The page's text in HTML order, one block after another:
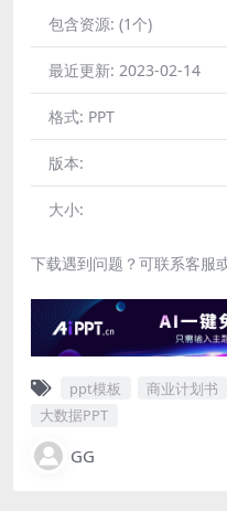
包含资源: (1个)
最近更新: 2023-02-14
格式: PPT
版本:
大小:
下载遇到问题？可联系客服
ppt模板 商业计划书
大数据PPT
GG